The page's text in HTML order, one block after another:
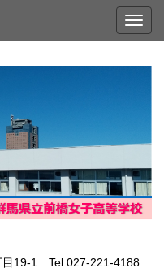
目19-1 Tel 027-221-4188